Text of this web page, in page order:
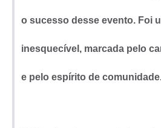
o sucesso desse evento. Foi
inesquecível, marcada pelo
e pelo espírito de